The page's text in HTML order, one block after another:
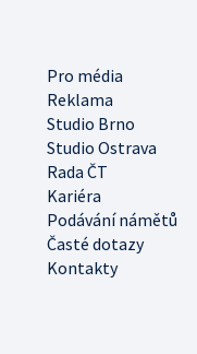
Pro média
Reklama
Studio Brno
Studio Ostrava
Rada ČT
Kariéra
Podávání námětů
Časté dotazy
Kontakty